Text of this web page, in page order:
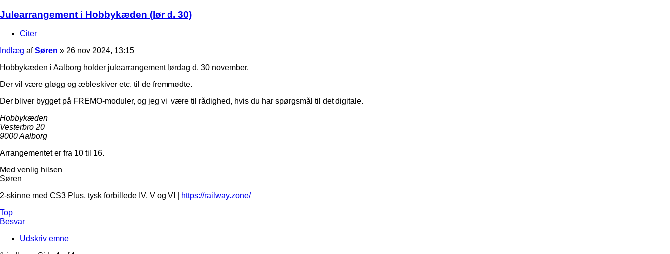
Julearrangement i Hobbykæden (lør d. 30)
Citer
Indlæg afSøren » 26 nov 2024, 13:15
Hobbykæden i Aalborg holder julearrangement lørdag d. 30 november.
Der vil være gløgg og æbleskiver etc. til de fremmødte.
Der bliver bygget på FREMO-moduler, og jeg vil være til rådighed, hvis du har spørgsmål til det digitale.
Hobbykæden
Vesterbro 20
9000 Aalborg
Arrangementet er fra 10 til 16.
Med venlig hilsen
Søren
2-skinne med CS3 Plus, tysk forbillede IV, V og VI |
https://railway.zone/
Top
Besvar
Udskriv emne